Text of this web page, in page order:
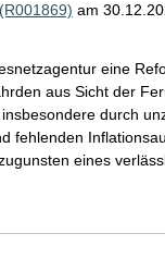
am
eine
aus Sicht der
durch
fehlenden
eines